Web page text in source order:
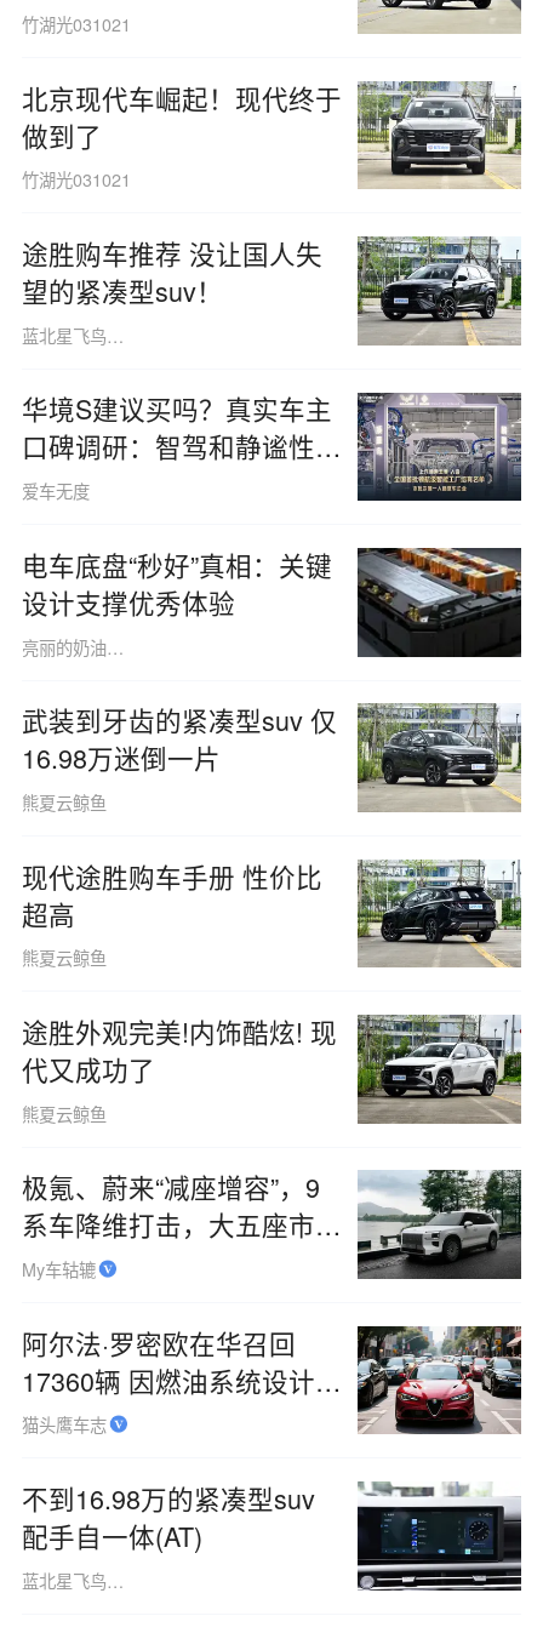
竹湖光031021
北京现代车崛起！现代终于
做到了
竹湖光031021
途胜购车推荐 没让国人失
望的紧凑型suv！
蓝北星飞鸟160508
华境S建议买吗？真实车主
口碑调研：智驾和静谧性拿
下高分
爱车无度
电车底盘“秒好”真相：关键
设计支撑优秀体验
亮丽的奶油色猫咪1515
武装到牙齿的紧凑型suv 仅
16.98万迷倒一片
熊夏云鲸鱼
现代途胜购车手册 性价比
超高
熊夏云鲸鱼
途胜外观完美!内饰酷炫! 现
代又成功了
熊夏云鲸鱼
极氪、蔚来“减座增容”，9
系车降维打击，大五座市场
火了？
My车轱辘
阿尔法·罗密欧在华召回
17360辆 因燃油系统设计缺
陷
猫头鹰车志
不到16.98万的紧凑型suv
配手自一体(AT)
蓝北星飞鸟160508